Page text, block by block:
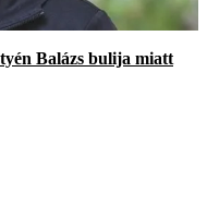
Balázs bulija miatt